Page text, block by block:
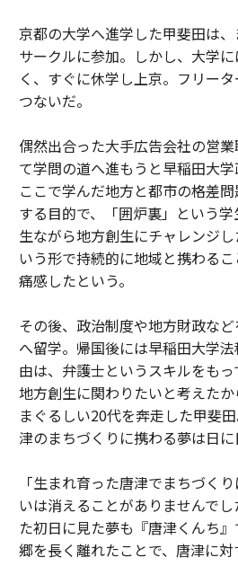
京都の大学へ進学した甲斐田は
サークルに参加。しかし、大学
く、すぐに休学し上京。フリー
つないだ。
偶然出合った大手広告会社の営
て学問の道へ進もうと早稲田大学
ここで学んだ地方と都市の格差
する目的で、「囲炉裏」という
生ながら地方創生にチャレンジ
いう形で持続的に地域と携わる
痛感したという。
その後、政治制度や地方財政な
へ留学。帰国後には早稲田大学
由は、弁護士というスキルをも
地方創生に関わりたいと考えた
まぐるしい20代を奔走した甲斐
津のまちづくりに携わる夢は日に
「生まれ育った唐津でまちづく
いは消えることがありませんで
た初日に見た夢も『唐津くんち
郷を長く離れたことで、唐津に